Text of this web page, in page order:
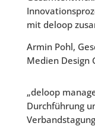
mit deloop
Armin Pohl,
Medien Design
„deloop
Durchführung